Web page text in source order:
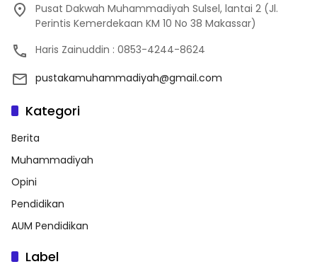
Pusat Dakwah Muhammadiyah Sulsel, lantai 2 (Jl.
Perintis Kemerdekaan KM 10 No 38 Makassar)
Haris Zainuddin : 0853-4244-8624
pustakamuhammadiyah@gmail.com
Kategori
Berita
Muhammadiyah
Opini
Pendidikan
AUM Pendidikan
Label